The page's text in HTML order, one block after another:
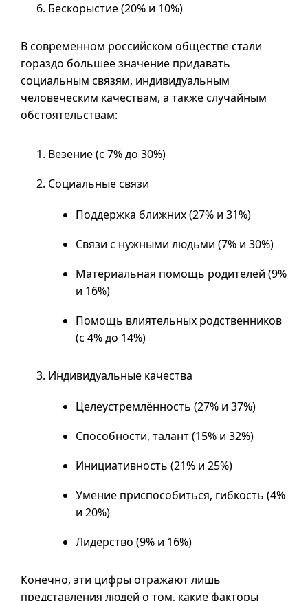
Бескорыстие (20% и 10%)
В современном российском обществе стали
гораздо большее значение придавать
социальным связям, индивидуальным
человеческим качествам, а также случайным
обстоятельствам:
Везение (с 7% до 30%)
Социальные связи
Поддержка ближних (27% и 31%)
Связи с нужными людьми (7% и 30%)
Материальная помощь родителей (9%
и 16%)
Помощь влиятельных родственников
(с 4% до 14%)
Индивидуальные качества
Целеустремлённость (27% и 37%)
Способности, талант (15% и 32%)
Инициативность (21% и 25%)
Умение приспособиться, гибкость (4%
и 20%)
Лидерство (9% и 16%)
Конечно, эти цифры отражают лишь
представления людей о том, какие факторы